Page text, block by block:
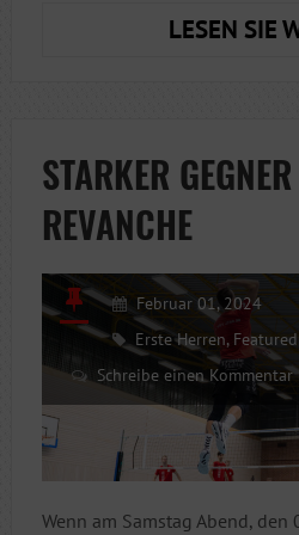
LESEN SIE
STARKER
REVANCHE
Februar 01, 2024
Erste Herren, Featured
Schreibe einen Kommentar
Wenn am Samstag Abend,